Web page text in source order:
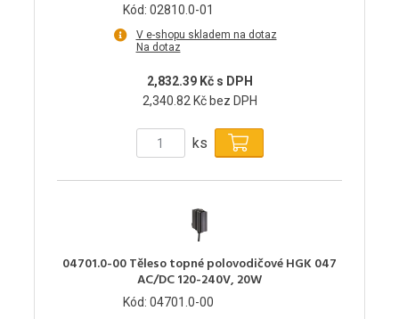
Kód: 02810.0-01
V e-shopu skladem na dotaz
Na dotaz
2,832.39 Kč s DPH
2,340.82 Kč bez DPH
ks
04701.0-00 Těleso topné polovodičové HGK 047
AC/DC 120-240V, 20W
Kód: 04701.0-00